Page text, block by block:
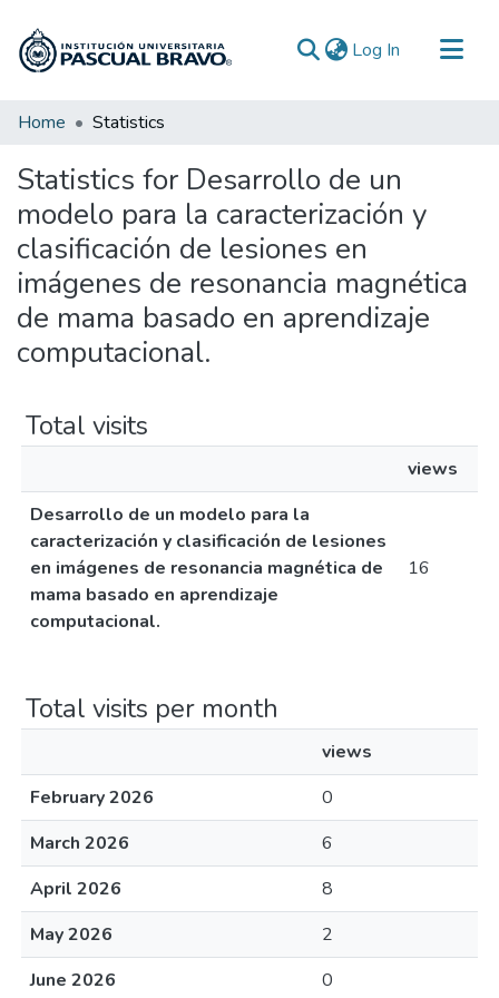
Log In (current)
Communities & Collections
Home Statistics
Statistics for Desarrollo de un
modelo para la caracterización y
clasificación de lesiones en
imágenes de resonancia magnética
de mama basado en aprendizaje
computacional.
Total visits
views
Desarrollo de un modelo para la
caracterización y clasificación de lesiones
en imágenes de resonancia magnética de
mama basado en aprendizaje
computacional.
16
Total visits per month
views
February 2026
0
March 2026
6
April 2026
8
May 2026
2
June 2026
0